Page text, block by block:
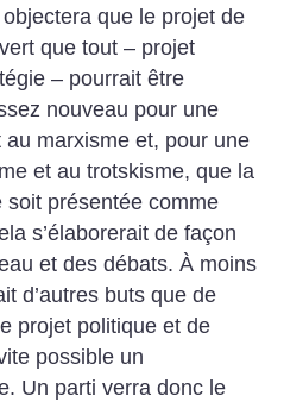
que le projet de
que tout – projet
– pourrait être
nouveau pour une
marxisme et, pour une
et au trotskisme, que la
présentée comme
s’élaborerait de façon
et des débats. À moins
d’autres buts que de
projet politique et de
possible un
Un parti verra donc le